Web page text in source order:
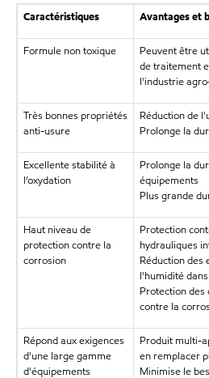
Caractéristiques Avantages et
Formule non toxique
Peuvent être
de traitement
l'industrie
Très bonnes propriétés
anti-usure
Réduction de
Prolonge la
Excellente stabilité à
l’oxydation
Prolonge la
équipements
Plus grande
Haut niveau de
protection contre la
corrosion
Protection
hydrauliques
Réduction des
l'humidité
Protection
contre la
Répond aux exigences
d'une large gamme
d'équipements
Produit multi-
en remplacer
Minimise le